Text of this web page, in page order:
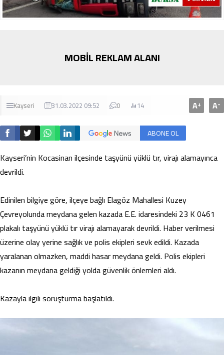
MOBİL REKLAM ALANI
Kayseri 31.03.2022 09:52 0 14 A+ A-
ABONE OL
Kayseri’nin Kocasinan ilçesinde taşyünü yüklü tır, virajı alamayınca
devrildi.
Edinilen bilgiye göre, ilçeye bağlı Elagöz Mahallesi Kuzey
Çevreyolunda meydana gelen kazada E.E. idaresindeki 23 K 0461
plakalı taşyünü yüklü tır virajı alamayarak devrildi. Haber verilmesi
üzerine olay yerine sağlık ve polis ekipleri sevk edildi. Kazada
yaralanan olmazken, maddi hasar meydana geldi. Polis ekipleri
kazanın meydana geldiği yolda güvenlik önlemleri aldı.
Kazayla ilgili soruşturma başlatıldı.